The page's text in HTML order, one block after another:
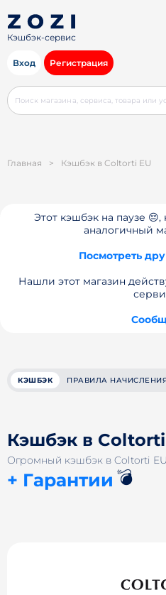
Кэшбэк-сервис
Вход Регистрация
Главная > Кэшбэк в Coltorti EU
Этот кэшбэк на паузе
аналогичный
Посмотреть
Нашли этот магазин
КЭШБЭК ПРАВИЛА
Кэшбэк в Coltorti
Огромный кэшбэк в Coltorti EU
+ Гарантии 💣